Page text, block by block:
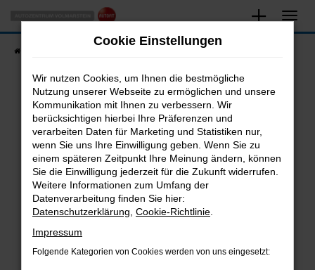
Zum
Hauptinhalt
springen
Fahrzeugsuche
Fehler: Network Error
Beim Laden ist ein Fehler aufgetreten.
Hier sind ein paar Tipps, die dir helfen können:
Überprüfe deine Firewall und deine
Internetverbindung.
Laden andere Webseiten, zum Beispiel deine
Suchmaschine?
Prüfe deine Browsererweiterungen.
Cookie Einstellungen
Wir nutzen Cookies, um Ihnen die bestmögliche
Nutzung unserer Webseite zu ermöglichen und unsere
Kommunikation mit Ihnen zu verbessern. Wir
berücksichtigen hierbei Ihre Präferenzen und
verarbeiten Daten für Marketing und Statistiken nur,
wenn Sie uns Ihre Einwilligung geben. Wenn Sie zu
einem späteren Zeitpunkt Ihre Meinung ändern, können
Sie die Einwilligung jederzeit für die Zukunft widerrufen.
Weitere Informationen zum Umfang der
Datenverarbeitung finden Sie hier:
Datenschutzerklärung Cookie-Richtlinie
Impressum
Folgende Kategorien von Cookies werden von uns eingesetzt: